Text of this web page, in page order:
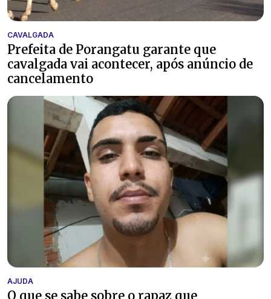
CAVALGADA
Prefeita de Porangatu garante que
cavalgada vai acontecer, após anúncio de
cancelamento
AJUDA
O que se sabe sobre o rapaz que